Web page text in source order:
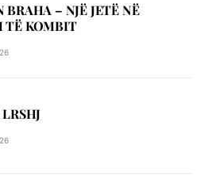
BRAHA – NJЁ JETЁ NЁ
TЁ KOMBIT